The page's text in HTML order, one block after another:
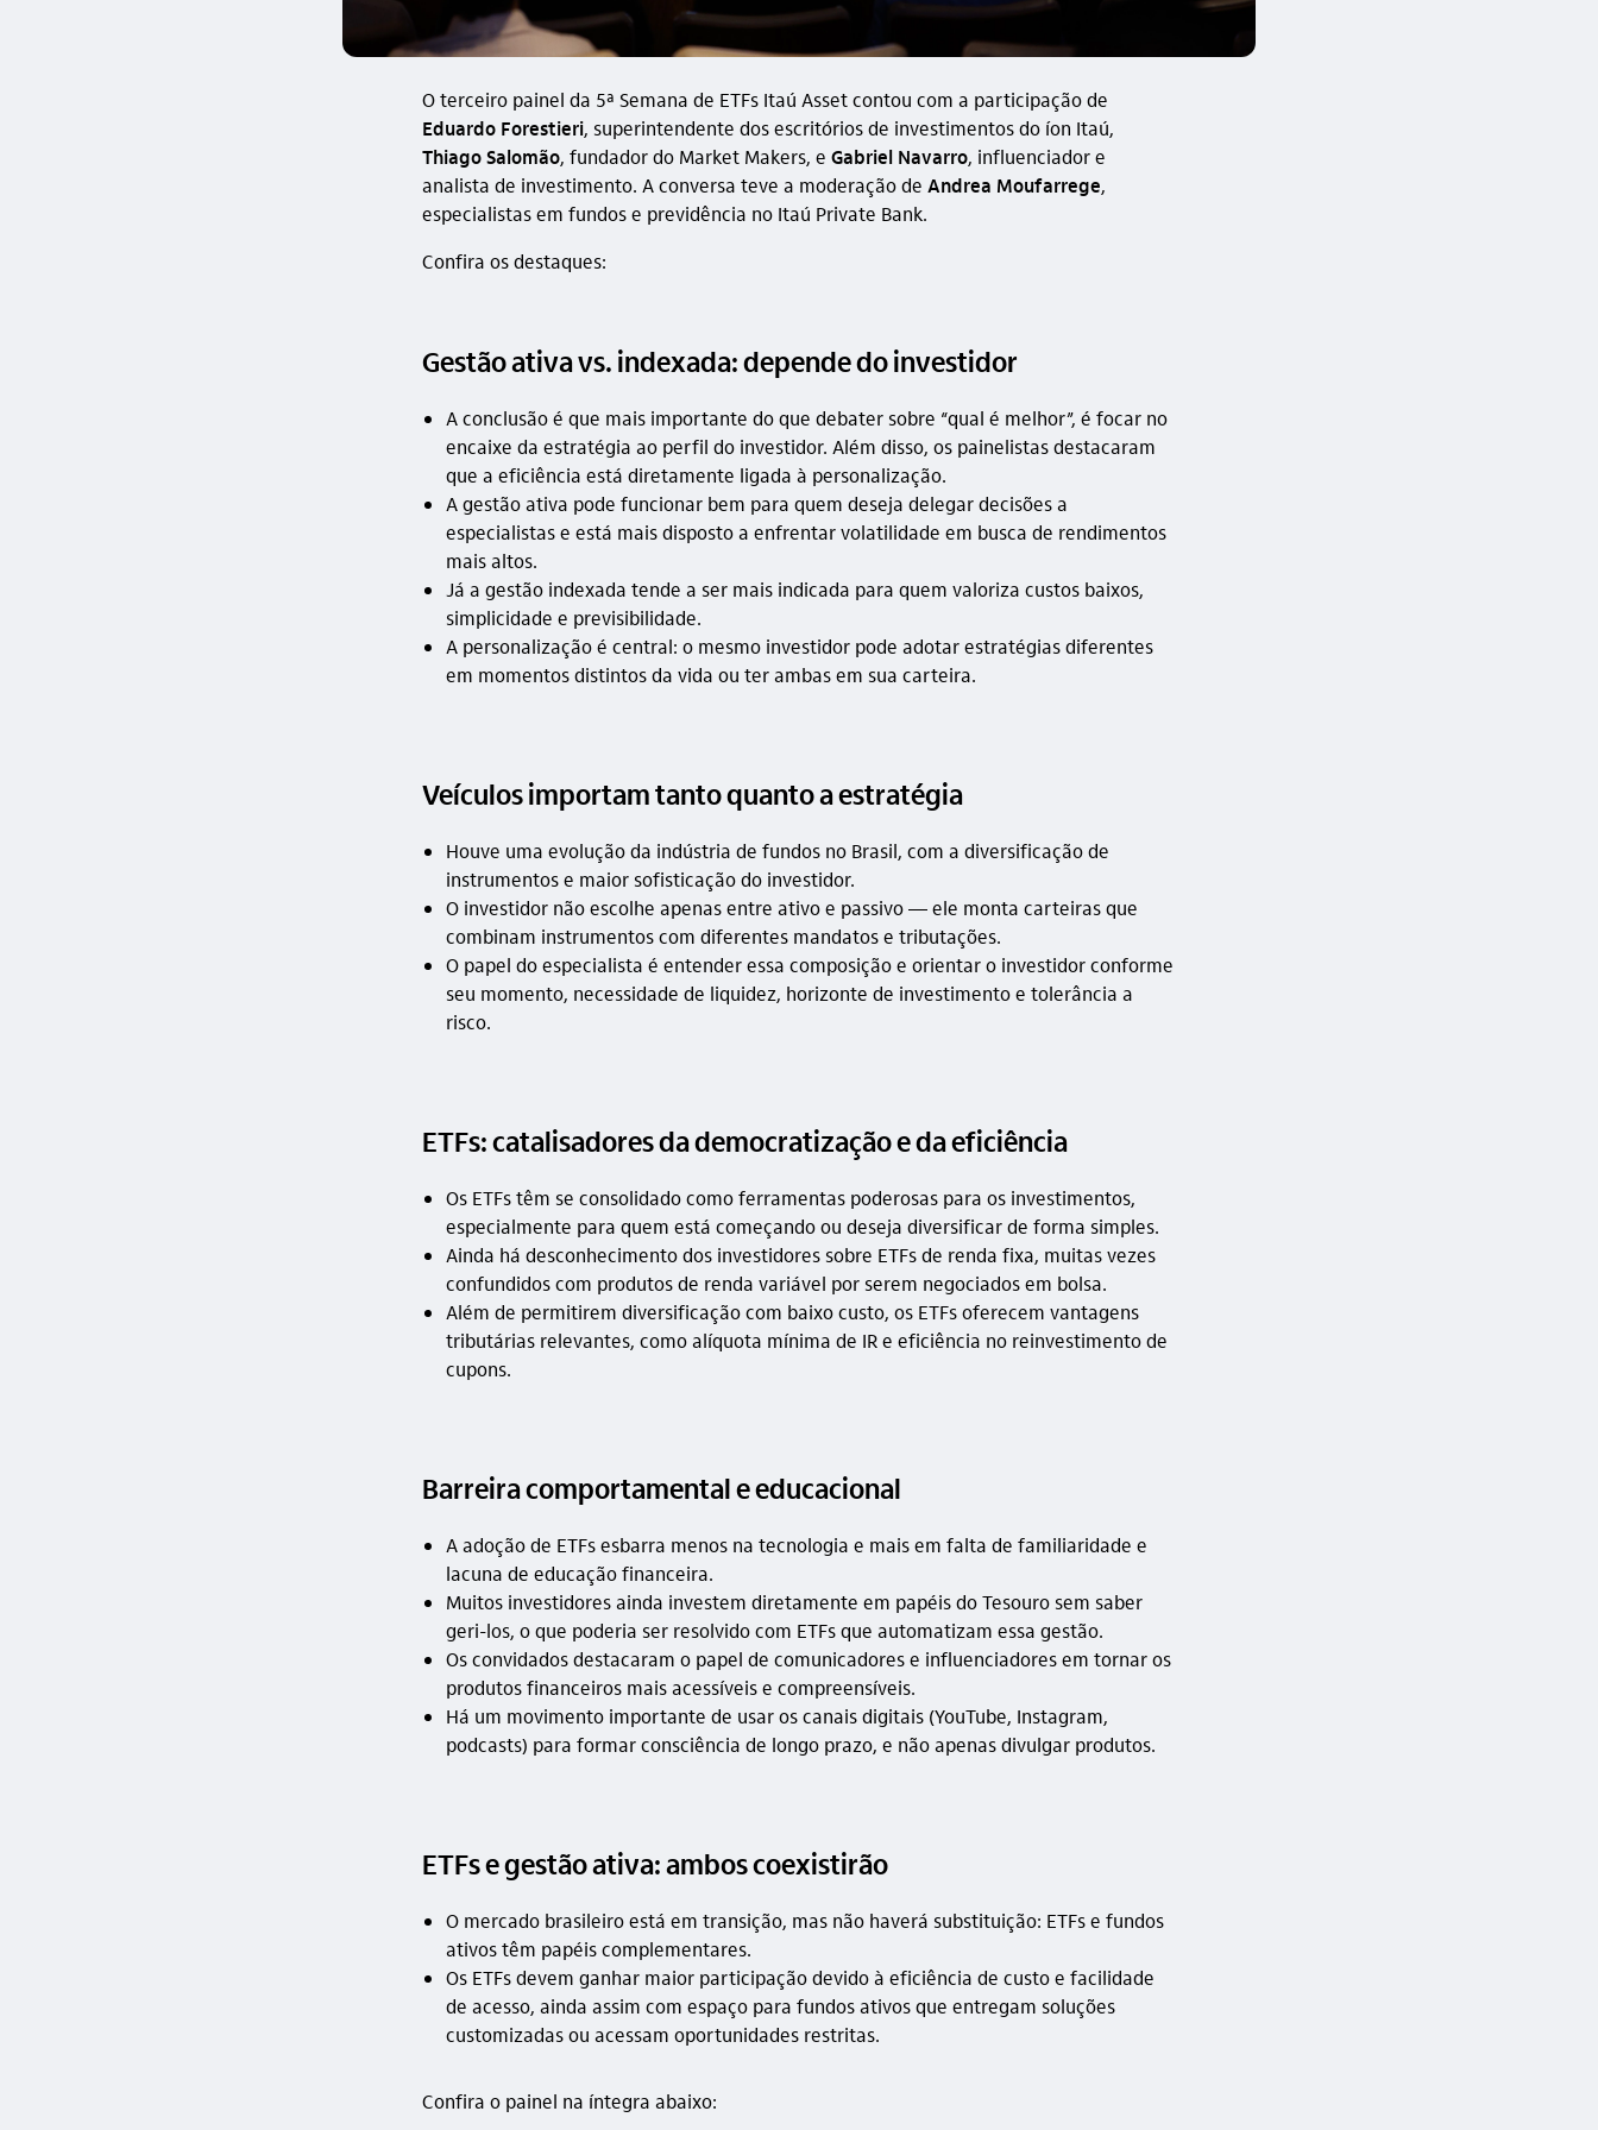
O terceiro painel da 5ª Semana de ETFs Itaú Asset contou com a participação de
Eduardo Forestieri, superintendente dos escritórios de investimentos do íon Itaú,
Thiago Salomão, fundador do Market Makers, e Gabriel Navarro, influenciador e
analista de investimento. A conversa teve a moderação de Andrea Moufarrege,
especialistas em fundos e previdência no Itaú Private Bank.
Confira os destaques:
Gestão ativa vs. indexada: depende do investidor
A conclusão é que mais importante do que debater sobre “qual é melhor”, é focar no
encaixe da estratégia ao perfil do investidor. Além disso, os painelistas destacaram
que a eficiência está diretamente ligada à personalização.
A gestão ativa pode funcionar bem para quem deseja delegar decisões a
especialistas e está mais disposto a enfrentar volatilidade em busca de rendimentos
mais altos.
Já a gestão indexada tende a ser mais indicada para quem valoriza custos baixos,
simplicidade e previsibilidade.
A personalização é central: o mesmo investidor pode adotar estratégias diferentes
em momentos distintos da vida ou ter ambas em sua carteira.
Veículos importam tanto quanto a estratégia
Houve uma evolução da indústria de fundos no Brasil, com a diversificação de
instrumentos e maior sofisticação do investidor.
O investidor não escolhe apenas entre ativo e passivo — ele monta carteiras que
combinam instrumentos com diferentes mandatos e tributações.
O papel do especialista é entender essa composição e orientar o investidor conforme
seu momento, necessidade de liquidez, horizonte de investimento e tolerância a
risco.
ETFs: catalisadores da democratização e da eficiência
Os ETFs têm se consolidado como ferramentas poderosas para os investimentos,
especialmente para quem está começando ou deseja diversificar de forma simples.
Ainda há desconhecimento dos investidores sobre ETFs de renda fixa, muitas vezes
confundidos com produtos de renda variável por serem negociados em bolsa.
Além de permitirem diversificação com baixo custo, os ETFs oferecem vantagens
tributárias relevantes, como alíquota mínima de IR e eficiência no reinvestimento de
cupons.
Barreira comportamental e educacional
A adoção de ETFs esbarra menos na tecnologia e mais em falta de familiaridade e
lacuna de educação financeira.
Muitos investidores ainda investem diretamente em papéis do Tesouro sem saber
geri-los, o que poderia ser resolvido com ETFs que automatizam essa gestão.
Os convidados destacaram o papel de comunicadores e influenciadores em tornar os
produtos financeiros mais acessíveis e compreensíveis.
Há um movimento importante de usar os canais digitais (YouTube, Instagram,
podcasts) para formar consciência de longo prazo, e não apenas divulgar produtos.
ETFs e gestão ativa: ambos coexistirão
O mercado brasileiro está em transição, mas não haverá substituição: ETFs e fundos
ativos têm papéis complementares.
Os ETFs devem ganhar maior participação devido à eficiência de custo e facilidade
de acesso, ainda assim com espaço para fundos ativos que entregam soluções
customizadas ou acessam oportunidades restritas.
Confira o painel na íntegra abaixo: